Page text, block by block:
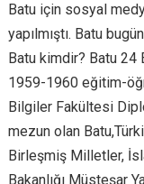
Batu için sosyal
yapılmıştı. Batu
Batu kimdir? Batu 24
1959-1960 eğitim-
Bilgiler Fakültesi
mezun olan
Birleşmiş Milletler,
Bakanlığı Müsteşar